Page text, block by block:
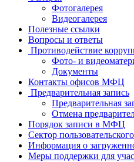
Фотогалерея
Видеогалерея
Полезные ссылки
Вопросы и ответы
Противодействие
Фото- и
Документы
Контакты офисов МФЦ
Предварительная запись
Предварительная
Отмена
Порядок записи в МФЦ
Сектор
Информация о
Меры поддержки для